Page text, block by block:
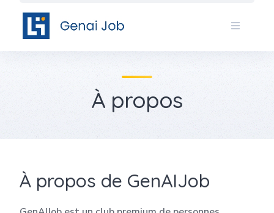
content
À propos
À propos de GenAIJob